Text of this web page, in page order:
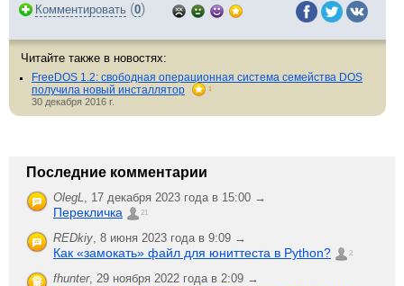
Комментировать (0)
Читайте также в новостях:
FreeDOS 1.2: свободная операционная система семейства DOS
получила новый инсталлятор
1
30 декабря 2016 г.
Последние комментарии
OlegL, 17 декабря 2023 года в 15:00 →
Перекличка 21
REDkiy, 8 июня 2023 года в 9:09 →
Как «замокать» файл для юниттеста в Python? 2
fhunter, 29 ноября 2022 года в 2:09 →